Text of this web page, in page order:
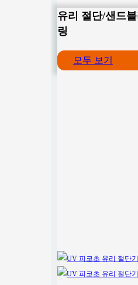
유리 절단/샌드
링
모두 보기